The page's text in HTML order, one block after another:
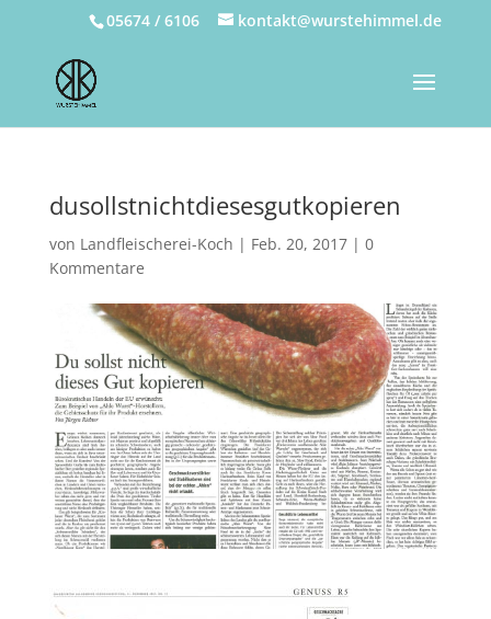
05674 / 6106 kontakt@wurstehimmel.de
dusollstnichtdiesesgutkopieren
von Landfleischerei-Koch | Feb. 20, 2017| 0
Kommentare